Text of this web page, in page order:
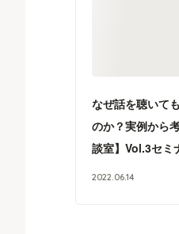
なぜ話を聴いて
のか？実例から
談室】Vol.3セミ
2022.06.14